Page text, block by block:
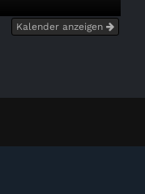
Kalender anzeigen